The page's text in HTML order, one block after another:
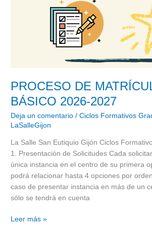
PROCESO DE
BÁSICO 2026-2027
Deja un comentario /Ciclos Formativos
LaSalleGijon
La Salle San Eutiquio Gijón Ciclos
1. Presentación de Solicitudes Cada
única instancia en el centro de su primera
podrá relacionar hasta 4 opciones por
caso de presentar instancia en más de un
sólo se tendrá en cuenta
Leer más »